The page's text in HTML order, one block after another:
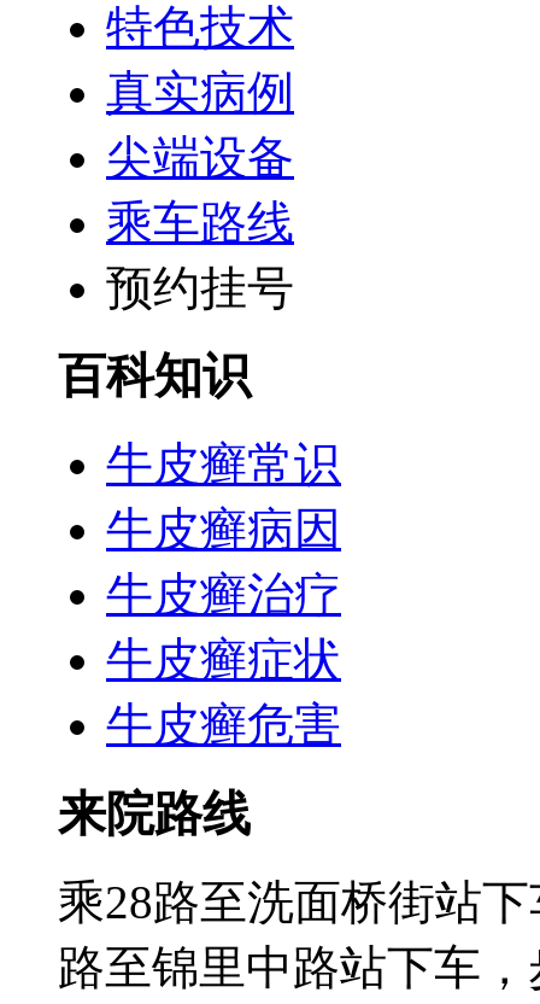
特色技术
真实病例
尖端设备
乘车路线
预约挂号
百科知识
牛皮癣常识
牛皮癣病因
牛皮癣治疗
牛皮癣症状
牛皮癣危害
来院路线
乘28路至洗面桥街站
路至锦里中路站下车